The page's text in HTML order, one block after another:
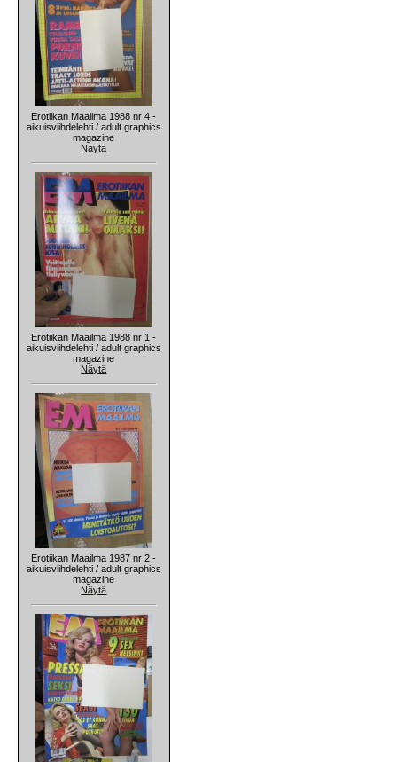
Erotiikan Maailma 1988 nr 4 -
aikuisviihdelehti / adult graphics
magazine
Näytä
Erotiikan Maailma 1988 nr 1 -
aikuisviihdelehti / adult graphics
magazine
Näytä
Erotiikan Maailma 1987 nr 2 -
aikuisviihdelehti / adult graphics
magazine
Näytä